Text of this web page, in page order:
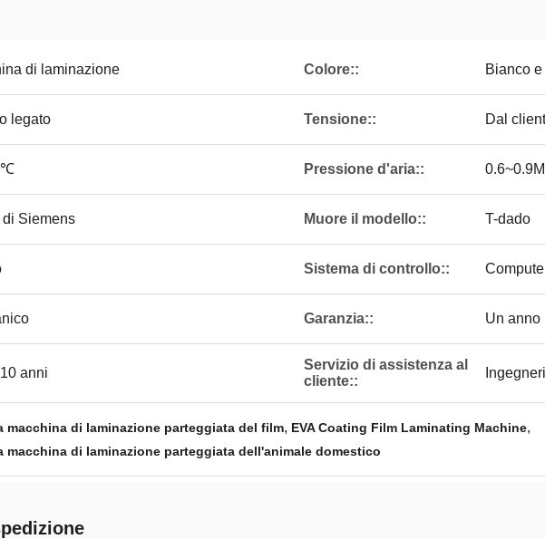
di laminazione Colore:: Bianco e
legato Tensione:: Dal
Pressione d'aria::
di Siemens Muore il modello:: T-dado
Sistema di controllo::
Garanzia:: Un anno
anni
Servizio di assistenza al
cliente::
macchina di laminazione parteggiata del film, EVA Coating Film Laminating Machine,
macchina di laminazione parteggiata dell'animale domestico